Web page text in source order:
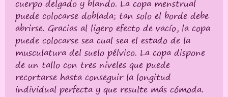
cuerpo delgado y blando. La copa menstrual
puede colocarse doblada; tan solo el borde debe
abrirse. Gracias al ligero efecto de vacío, la copa
puede colocarse sea cual sea el estado de la
musculatura del suelo pélvico. La copa dispone
de un tallo con tres niveles que puede
recortarse hasta conseguir la longitud
individual perfecta y que resulte más cómoda.